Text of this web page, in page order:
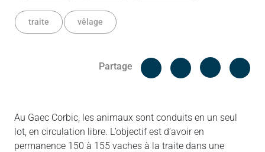
traite vêlage
Partage
Facebook
Au Gaec Corbic, les animaux sont conduits en un seul
lot, en circulation libre. L’objectif est d’avoir en
permanence 150 à 155 vaches à la traite dans une